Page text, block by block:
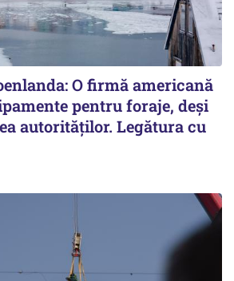
O firmă americană
pentru foraje, deși
autorităților. Legătura cu